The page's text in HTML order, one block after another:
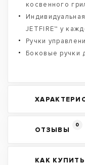
косвенного
JETFIRE™ у
Ручки
Боковые ручки
ОТЗЫВЫ
0
КАК КУПИТЬ